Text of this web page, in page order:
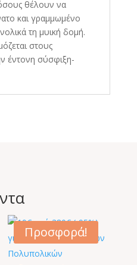
θέλουν να
και γραμμωμένο
τη μυική δομή.
στους
έντονη σύσφιξη-
Προσφορά!